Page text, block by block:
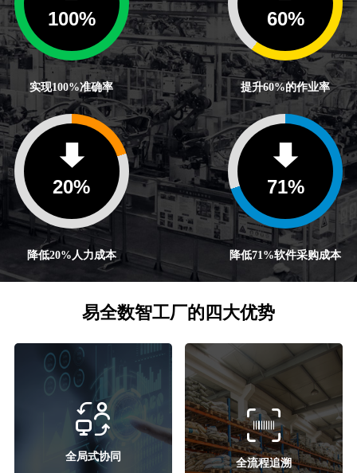
100%
实现100%准确率
60%
提升60%的作业率
20%
降低20%人力成本
71%
降低71%软件采购成本
易全数智工厂的四大优势
全局式协同
全流程追溯